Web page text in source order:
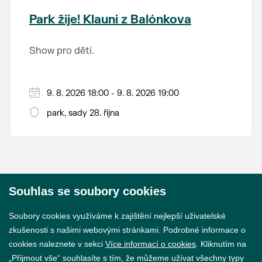
krajina na světě, která je zapsána na Seznam
světového přírodního a kulturního dědictví
Park žije! Klauni z Balónkova
Show pro děti.
9. 8. 2026 18:00 - 9. 8. 2026 19:00
park, sady 28. října
Souhlas se soubory cookies
Soubory cookies využíváme k zajištění nejlepší uživatelské
zkušenosti s našimi webovými stránkami. Podrobné informace o
cookies naleznete v sekci Více informací o cookies . Kliknutím na
„Přijmout vše“ souhlasíte s tím, že můžeme užívat všechny typy